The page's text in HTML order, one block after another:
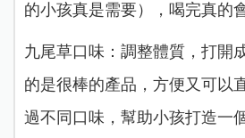
的小孩真是需要），喝完真的
九尾草口味：調整體質，打開
的是很棒的產品，方便又可以
過不同口味，幫助小孩打造一